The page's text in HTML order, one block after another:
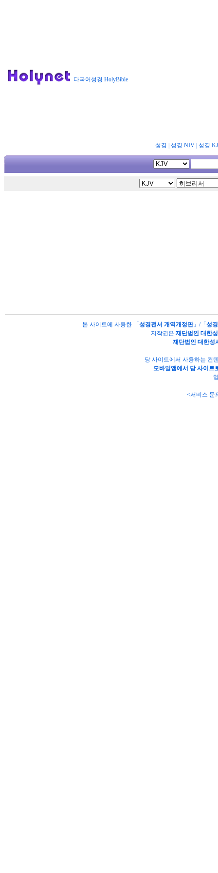
다국어성경 HolyBible
성경 성경 NIV| 성경
본 사이트에 사용한 「 성경전서 개역개정판」/「 성
저작권은 재단법인 대한
재단법인 대한성
당 사이트에서 사용하는 컨
모바일앱에서 당 사이트
<서비스 문